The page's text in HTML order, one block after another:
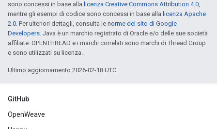
sono concessi in base alla licenza Creative Commons Attribution 4.0,
mentre gli esempi di codice sono concessi in base alla licenza Apache
2.0. Per ulteriori dettagli, consulta le norme del sito di Google
Developers. Java è un marchio registrato di Oracle e/o delle sue società
affiliate. OPENTHREAD e i marchi correlati sono marchi di Thread Group
e sono utilizzati su licenza.
Ultimo aggiornamento 2026-02-18 UTC.
GitHub
OpenWeave